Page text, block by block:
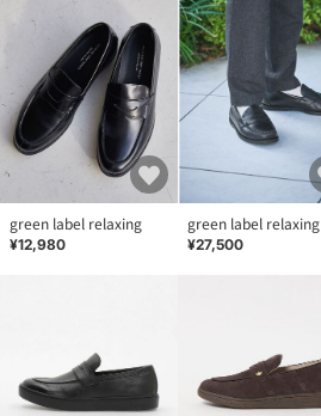
green label relaxing
¥12,980
green label relaxing
¥27,500